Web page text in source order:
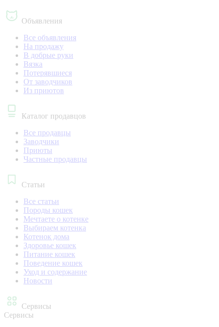
Объявления
Все объявления
На продажу
В добрые руки
Вязка
Потерявшиеся
От заводчиков
Из приютов
Каталог продавцов
Все продавцы
Заводчики
Приюты
Частные продавцы
Статьи
Все статьи
Породы кошек
Мечтаете о котенке
Выбираем котенка
Котенок дома
Здоровье кошек
Питание кошек
Поведение кошек
Уход и содержание
Новости
Сервисы
Сервисы